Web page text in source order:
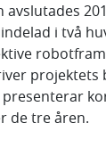
avslutades
i två
projektets
de tre åren.